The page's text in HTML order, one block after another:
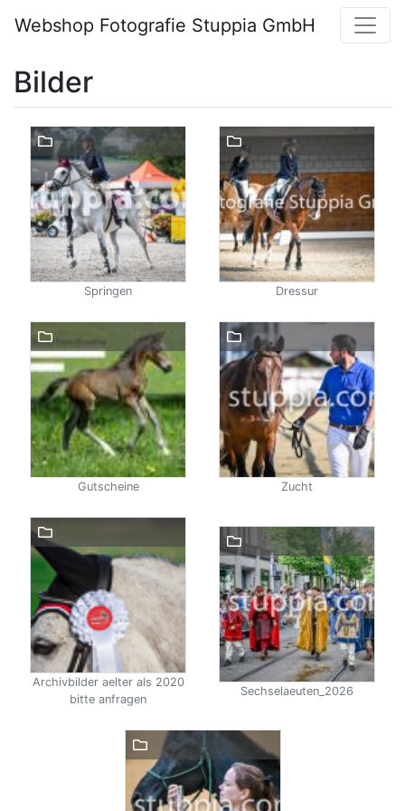
Webshop Fotografie Stuppia GmbH
Bilder
Springen Dressur
Gutscheine Zucht
Archivbilder aelter als 2020
bitte anfragen
Sechselaeuten_2026